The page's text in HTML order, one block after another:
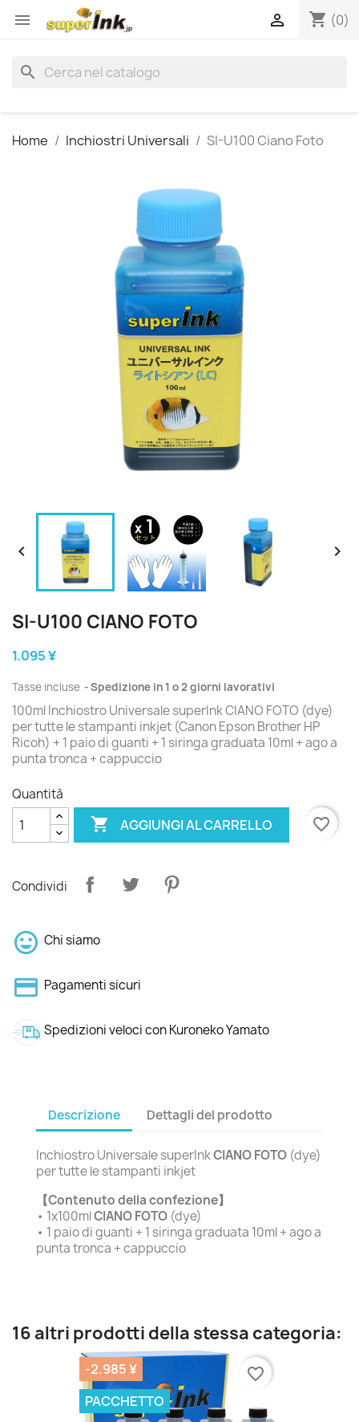
 shopping_cart (0)

search
Home Inchiostri Universali SI-U100 Ciano Foto
 
SI-U100 CIANO FOTO
1.095 ¥
Tasse incluse Spedizione in 1 o 2 giorni lavorativi
100ml Inchiostro Universale superInk CIANO FOTO (dye)
per tutte le stampanti inkjet (Canon Epson Brother HP
Ricoh) + 1 paio di guanti + 1 siringa graduata 10ml + ago a
punta tronca + cappuccio
Quantità
 AGGIUNGI AL CARRELLO favorite_border
Condividi
Chi siamo
Pagamenti sicuri
Spedizioni veloci con Kuroneko Yamato
Descrizione Dettagli del prodotto
Inchiostro Universale superInkCIANO FOTO (dye)
per tutte le stampanti inkjet
【Contenuto della confezione】
• 1x100mlCIANO FOTO (dye)
• 1 paio di guanti + 1 siringa graduata 10ml + ago a
punta tronca + cappuccio
16 altri prodotti della stessa categoria:
-2.985 ¥
PACCHETTO
favorite_border